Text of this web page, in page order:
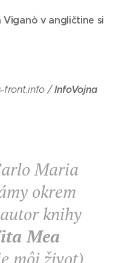
Viganò v angličtine si
front.info /InfoVojna
Maria
okrem
knihy
Mea
môj život)